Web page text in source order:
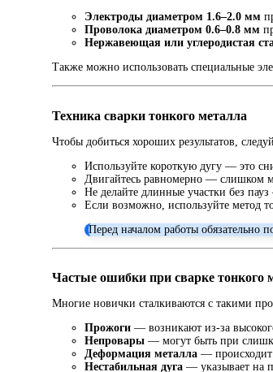
Электроды диаметром 1.6–2.0 мм
Проволока диаметром 0.6–0.8 мм
Нержавеющая или углеродистая
Также можно использовать специальные
Техника сварки тонкого металла
Чтобы добиться хороших результатов,
Используйте короткую дугу — это
Двигайтесь равномерно — слишком
Не делайте длинные участки без
Если возможно, используйте метод
Перед началом работы обязательно
Частые ошибки при сварке тонкого
Многие новички сталкиваются с такими
Прожоги — возникают из-за
Непровары — могут быть при
Деформация металла — происходит
Нестабильная дуга — указывает на